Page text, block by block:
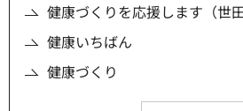
健康づくりを応援します（世田
健康いちばん
健康づくり